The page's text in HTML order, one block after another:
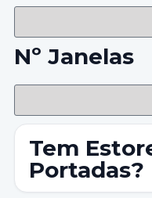
Nº Janelas
Tem
Portadas?